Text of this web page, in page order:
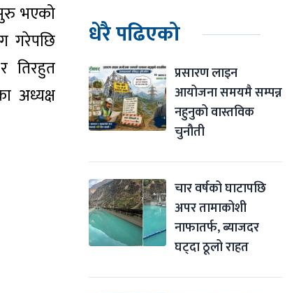
भएको
गरेपछि
तिरहुत
अध्यक्ष
धेरै पढिएको
प्रसारण लाइन
आयोजना समयमै सम्पन्न
नहुनुको वास्तविक
चुनौती
चार वर्षको घाटापछि
अपर तामाकोशी
नाफातर्फ, ब्याजदर
घट्दा ठूलो राहत